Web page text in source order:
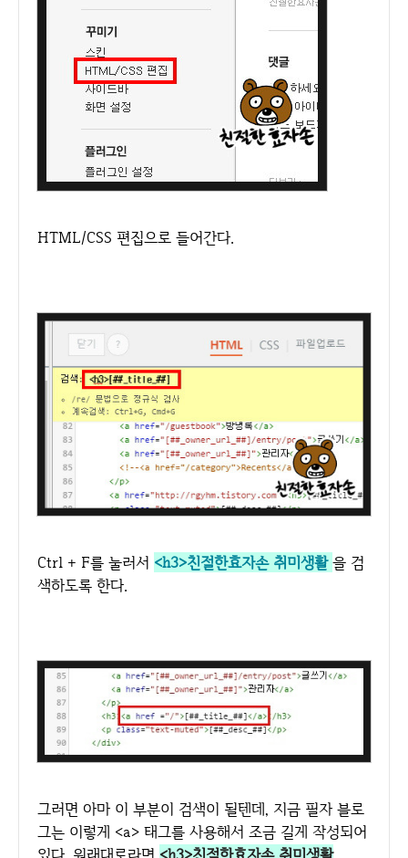
HTML/CSS 편집으로 들어간다.
Ctrl + F를 눌러서 <h3>친절한효자손 취미생활을 검
색하도록 한다.
그러면 아마 이 부분이 검색이 될텐데, 지금 필자 블로
그는 이렇게 <a> 태그를 사용해서 조금 길게 작성되어